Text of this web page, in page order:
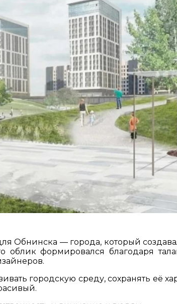
Обнинска — города, который
формировался благодаря
городскую среду, сохранять её